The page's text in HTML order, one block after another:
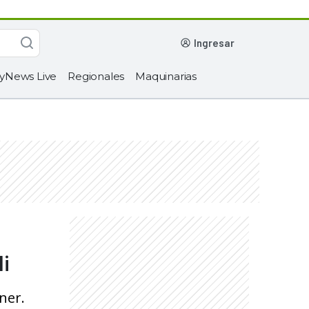
ingresar
Live Regionales Maquinarias